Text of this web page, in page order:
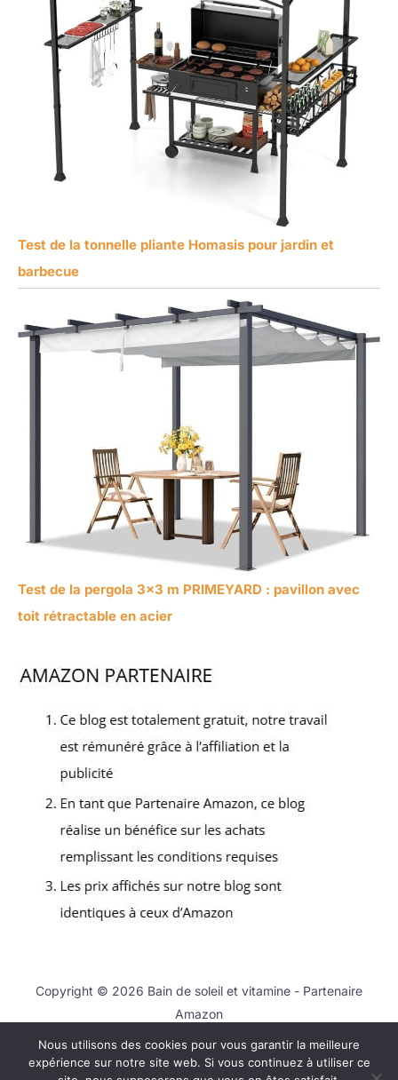
Test de la tonnelle pliante Homasis pour jardin et
barbecue
Test de la pergola 3×3 m PRIMEYARD : pavillon avec
toit rétractable en acier
Copyright © 2026 Bain de soleil et vitamine - Partenaire
Amazon
Contact
Mentions légales
Nous utilisons des cookies pour vous garantir la meilleure
expérience sur notre site web. Si vous continuez à utiliser ce